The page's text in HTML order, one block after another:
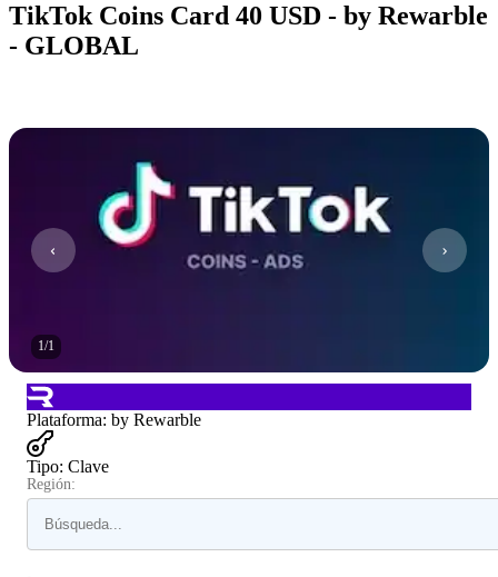
TikTok Coins Card 40 USD - by Rewarble
- GLOBAL
1/1
Plataforma: by Rewarble
Tipo: Clave
Región: